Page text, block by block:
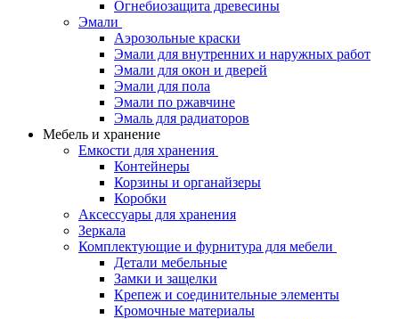
Огнебиозащита древесины
Эмали
Аэрозольные краски
Эмали для внутренних и наружных работ
Эмали для окон и дверей
Эмали для пола
Эмали по ржавчине
Эмаль для радиаторов
Мебель и хранение
Емкости для хранения
Контейнеры
Корзины и органайзеры
Коробки
Аксессуары для хранения
Зеркала
Комплектующие и фурнитура для мебели
Детали мебельные
Замки и защелки
Крепеж и соединительные элементы
Кромочные материалы